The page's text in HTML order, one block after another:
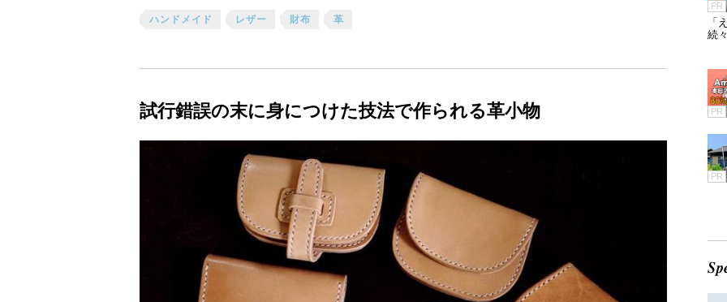
ハンドメイド レザー 財布 革
試行錯誤の末に身につけた技法で作られる革小物
PR
「
続
PR
PR